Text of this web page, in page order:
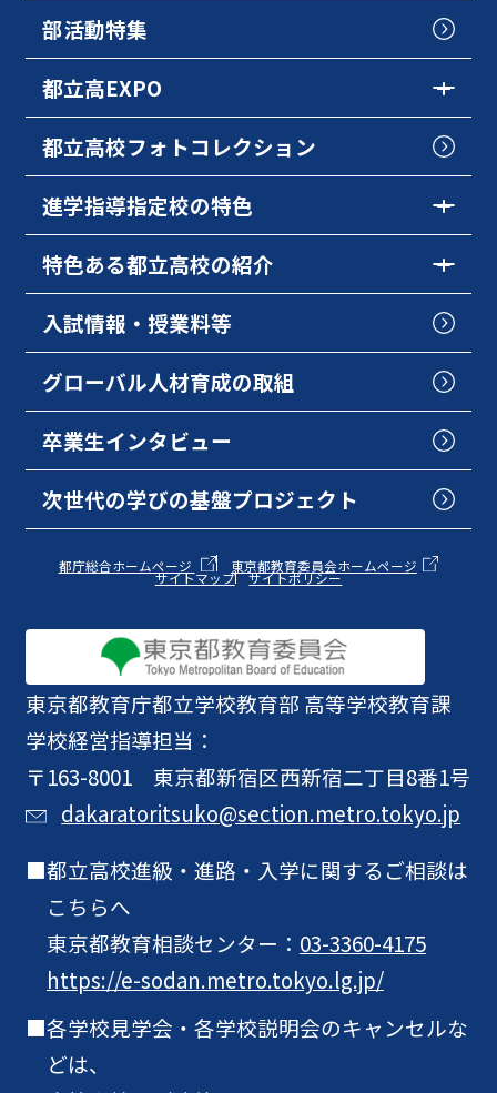
東京都教育庁都立学校教育部 高等学校教育課
学校経営指導担当：
〒163-8001 東京都新宿区西新宿二丁目8番1号
dakaratoritsuko@section.metro.tokyo.jp
都立高校進級・進路・入学に関するご相談は
こちらへ
東京都教育相談センター： 03-3360-4175
https://e-sodan.metro.tokyo.lg.jp/
各学校見学会・各学校説明会のキャンセルな
どは、
部活動特集
都立高EXPO
都立高校フォトコレクション
進学指導指定校の特色
特色ある都立高校の紹介
入試情報・授業料等
グローバル人材育成の取組
卒業生インタビュー
次世代の学びの基盤プロジェクト
都庁総合ホームページ 東京都教育委員会ホームページ
サイトマップ サイトポリシー